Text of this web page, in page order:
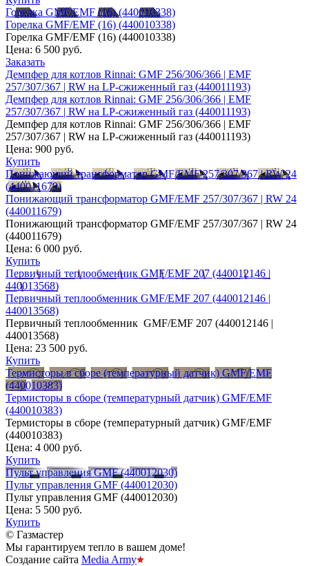
Горелка GMF/EMF (16) (440010338)
Горелка GMF/EMF (16) (440010338)
Горелка GMF/EMF (16) (440010338)
Цена: 6 500 руб.
Заказать
Демпфер для котлов Rinnai: GMF 256/306/366 | EMF
257/307/367 | RW на LP-сжиженный газ (440011193)
Демпфер для котлов Rinnai: GMF 256/306/366 | EMF
257/307/367 | RW на LP-сжиженный газ (440011193)
Демпфер для котлов Rinnai: GMF 256/306/366 | EMF
257/307/367 | RW на LP-сжиженный газ (440011193)
Цена: 900 руб.
Купить
Понижающий трансформатор GMF/EMF 257/307/367 | RW 24
(440011679)
Понижающий трансформатор GMF/EMF 257/307/367 | RW 24
(440011679)
Понижающий трансформатор GMF/EMF 257/307/367 | RW 24
(440011679)
Цена: 6 000 руб.
Купить
Первичный теплообменник GMF/EMF 207 (440012146 |
440013568)
Первичный теплообменник GMF/EMF 207 (440012146 |
440013568)
Первичный теплообменник GMF/EMF 207 (440012146 |
440013568)
Цена: 23 500 руб.
Купить
Термисторы в сборе (температурный датчик) GMF/EMF
(440010383)
Термисторы в сборе (температурный датчик) GMF/EMF
(440010383)
Термисторы в сборе (температурный датчик) GMF/EMF
(440010383)
Цена: 4 000 руб.
Купить
Пульт управления GMF (440012030)
Пульт управления GMF (440012030)
Пульт управления GMF (440012030)
Цена: 5 500 руб.
Купить
© Газмастер
Мы гарантируем тепло в вашем доме!
Создание сайта Media Army